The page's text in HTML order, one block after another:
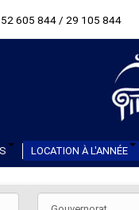
605 844 / 29 105 844
LOCATION À L'ANNÉE